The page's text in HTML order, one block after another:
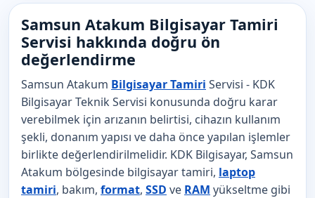
Samsun Atakum Bilgisayar Tamiri
Servisi hakkında doğru ön
değerlendirme
Samsun Atakum Bilgisayar Tamiri Servisi - KDK
Bilgisayar Teknik Servisi konusunda doğru karar
verebilmek için arızanın belirtisi, cihazın kullanım
şekli, donanım yapısı ve daha önce yapılan işlemler
birlikte değerlendirilmelidir. KDK Bilgisayar, Samsun
Atakum bölgesinde bilgisayar tamiri, laptop
tamiri, bakım, format, SSD ve RAM yükseltme gibi